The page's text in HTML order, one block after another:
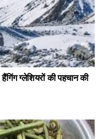
ग्लेशियरों की पहचान की